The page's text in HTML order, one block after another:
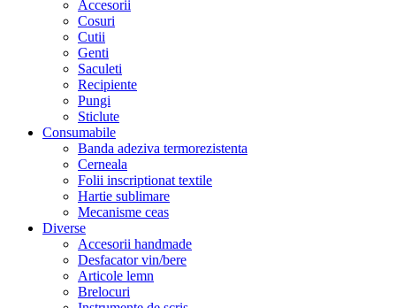
Accesorii
Cosuri
Cutii
Genti
Saculeti
Recipiente
Pungi
Sticlute
Consumabile
Banda adeziva termorezistenta
Cerneala
Folii inscriptionat textile
Hartie sublimare
Mecanisme ceas
Diverse
Accesorii handmade
Desfacator vin/bere
Articole lemn
Brelocuri